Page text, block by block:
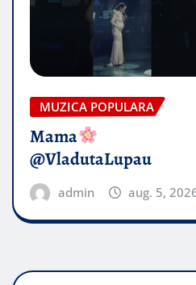
MUZICA POPULARA
Mama
@VladutaLupau
admin aug. 5,